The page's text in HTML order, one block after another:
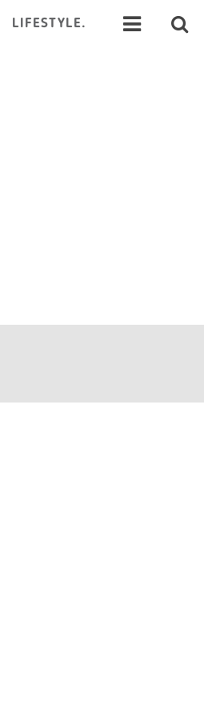
LIFESTYLE.